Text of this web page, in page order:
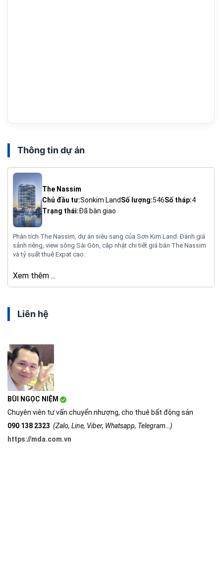
Thông tin dự án
The Nassim
Chủ đầu tư:Sonkim LandSố lượng:546Số tháp:4
Trạng thái:Đã bàn giao
Phân tích The Nassim, dự án siêu sang của Sơn Kim Land. Đánh giá
sảnh riêng, view sông Sài Gòn, cập nhật chi tiết giá bán The Nassim
và tỷ suất thuê Expat cao.
Xem thêm ...
Liên hệ
BÙI NGỌC NIỆM
Chuyên viên tư vấn chuyển nhượng, cho thuê bất động sản
090 138 2323 (Zalo, Line, Viber, Whatsapp, Telegram…)
https://mda.com.vn